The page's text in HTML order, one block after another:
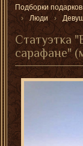
Подборки подарков
Люди
Статуэтка
сарафане"